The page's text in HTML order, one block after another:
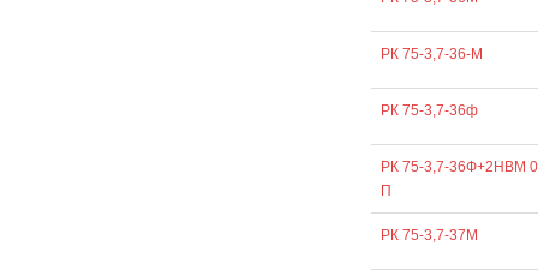
РК 75-3,7-36-М
РК 75-3,7-36ф
РК 75-3,7-36Ф+2НВМ
П
РК 75-3,7-37М